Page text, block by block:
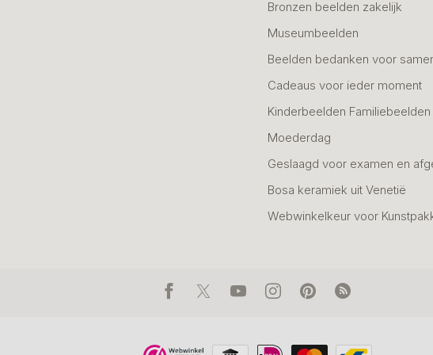
Bronzen beelden zakelijk
Museumbeelden
Beelden bedanken voor
Cadeaus voor ieder moment
Kinderbeelden Familiebeelden
Moederdag
Geslaagd voor examen en
Bosa keramiek uit Venetië
Webwinkelkeur voor